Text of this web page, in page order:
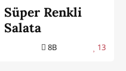
Süper Renkli
Salata
8B 13